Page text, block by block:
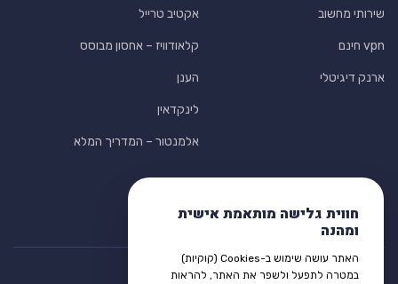
חווית גלישה מותאמת אישית
ומהנה
האתר עושה שימוש ב-Cookies (קוקיות)
במטרה לתפעל ולשפר את האתר, להראות
שירותי מחשוב
vpn חינם
ארנק דיגיטלי
אקטיב טרייל
קלאודוויז – אחסון מבוסס
הענן
לינקדאין
אלמנטור – המדריך המלא